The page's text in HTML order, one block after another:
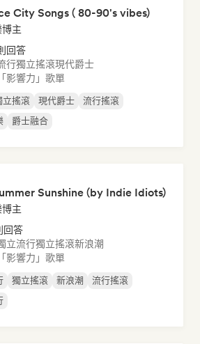
City Songs ( 80-90's vibes)
主
回答
行獨立搖滾現代爵士
影響力」歌單
立搖滾 現代爵士
流行搖滾
爵士融合
Sunshine (by Indie Idiots)
主
回答
立流行獨立搖滾新浪潮
影響力」歌單
獨立搖滾 新浪潮
流行搖滾